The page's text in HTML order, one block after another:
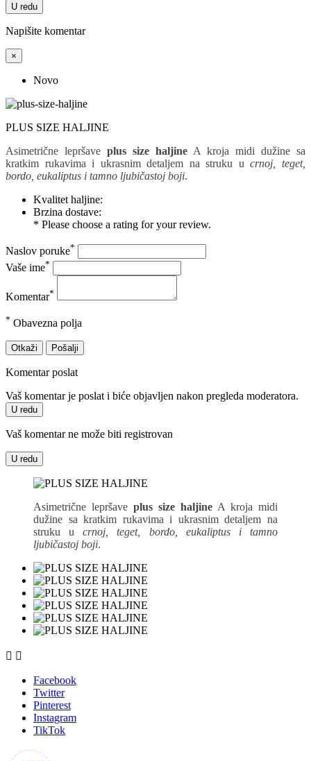
U redu
Napišite komentar
×
Novo
PLUS SIZE HALJINE
Asimetrične lepršave plus size haljine A kroja midi dužine sa
kratkim rukavima i ukrasnim detaljem na struku ucrnoj, teget,
bordo, eukaliptus i tamno ljubičastoj boji.
Kvalitet haljine:
Brzina dostave:
* Please choose a rating for your review.
Naslov poruke*
Vaše ime*
Komentar*
* Obavezna polja
Otkaži Pošalji
Komentar poslat
Vaš komentar je poslat i biće objavljen nakon pregleda moderatora.
U redu
Vaš komentar ne može biti registrovan
U redu
Asimetrične lepršave plus size haljine A kroja midi
dužine sa kratkim rukavima i ukrasnim detaljem na
struku ucrnoj, teget, bordo, eukaliptus i tamno
ljubičastoj boji.
 
Facebook
Twitter
Pinterest
Instagram
TikTok